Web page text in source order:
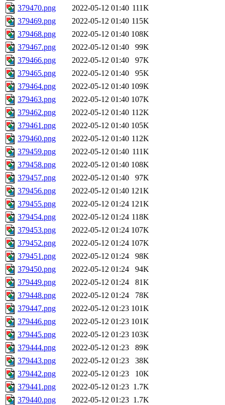
379470.png
2022-05-12 01:40 111K
379469.png
2022-05-12 01:40 115K
379468.png
2022-05-12 01:40 108K
379467.png
2022-05-12 01:40
99K
379466.png
2022-05-12 01:40
97K
379465.png
2022-05-12 01:40
95K
379464.png
2022-05-12 01:40 109K
379463.png
2022-05-12 01:40 107K
379462.png
2022-05-12 01:40 112K
379461.png
2022-05-12 01:40 105K
379460.png
2022-05-12 01:40 112K
379459.png
2022-05-12 01:40 111K
379458.png
2022-05-12 01:40 108K
379457.png
2022-05-12 01:40
97K
379456.png
2022-05-12 01:40 121K
379455.png
2022-05-12 01:24 121K
379454.png
2022-05-12 01:24 118K
379453.png
2022-05-12 01:24 107K
379452.png
2022-05-12 01:24 107K
379451.png
2022-05-12 01:24
98K
379450.png
2022-05-12 01:24
94K
379449.png
2022-05-12 01:24
81K
379448.png
2022-05-12 01:24
78K
379447.png
2022-05-12 01:23 101K
379446.png
2022-05-12 01:23 101K
379445.png
2022-05-12 01:23 103K
379444.png
2022-05-12 01:23
89K
379443.png
2022-05-12 01:23
38K
379442.png
2022-05-12 01:23
10K
379441.png
2022-05-12 01:23 1.7K
379440.png
2022-05-12 01:23 1.7K